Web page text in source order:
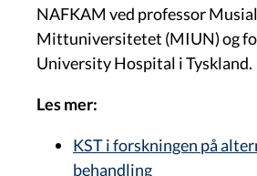
NAFKAM ved professor
Mittuniversitetet (MIUN) og
University Hospital i Tyskland.
Les mer:
KST i forskningen på
behandling